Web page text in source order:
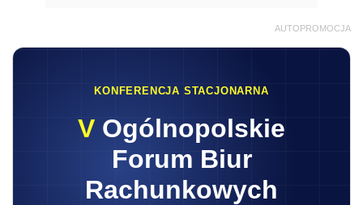
AUTOPROMOCJA
KONFERENCJA STACJONARNA
V Ogólnopolskie
Forum Biur
Rachunkowych